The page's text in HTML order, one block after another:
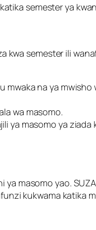
semester ya
kwa semester ili
mwaka na ya mwisho
wa masomo.
ya masomo ya ziada
masomo yao.
kukwama katika